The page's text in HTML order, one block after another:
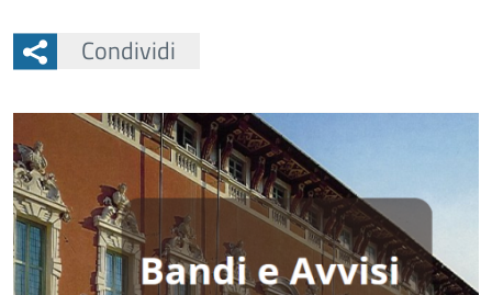
Condividi